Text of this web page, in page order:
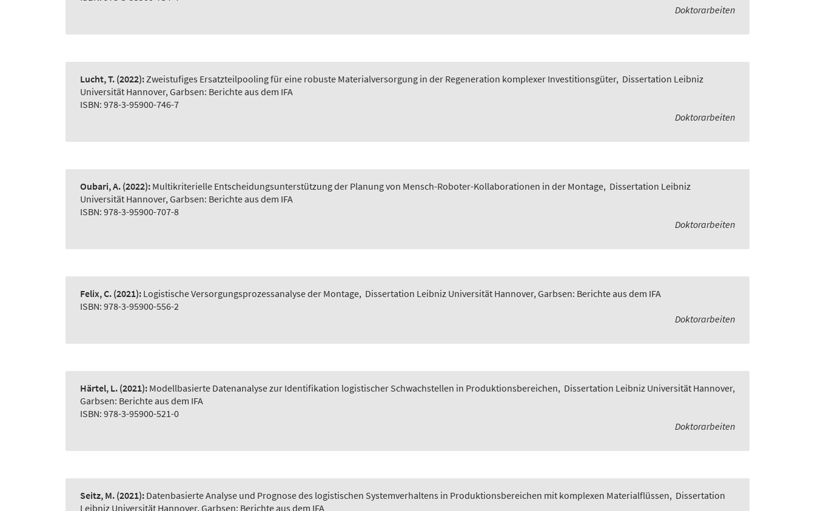
Doktorarbeiten
Lucht, T. (2022):Zweistufiges Ersatzteilpooling für eine robuste Materialversorgung in der Regeneration komplexer Investitionsgüter, Dissertation Leibniz
Universität Hannover, Garbsen: Berichte aus dem IFA
ISBN: 978-3-95900-746-7
Doktorarbeiten
Oubari, A. (2022): Multikriterielle Entscheidungsunterstützung der Planung von Mensch-Roboter-Kollaborationen in der Montage, Dissertation Leibniz
Universität Hannover, Garbsen: Berichte aus dem IFA
ISBN: 978-3-95900-707-8
Doktorarbeiten
Felix, C. (2021): Logistische Versorgungsprozessanalyse der Montage, Dissertation Leibniz Universität Hannover, Garbsen: Berichte aus dem IFA
ISBN: 978-3-95900-556-2
Doktorarbeiten
Härtel, L. (2021): Modellbasierte Datenanalyse zur Identifikation logistischer Schwachstellen in Produktionsbereichen, Dissertation Leibniz Universität Hannover,
Garbsen: Berichte aus dem IFA
ISBN: 978-3-95900-521-0
Doktorarbeiten
Seitz, M. (2021): Datenbasierte Analyse und Prognose des logistischen Systemverhaltens in Produktionsbereichen mit komplexen Materialflüssen, Dissertation
Leibniz Universität Hannover, Garbsen: Berichte aus dem IFA